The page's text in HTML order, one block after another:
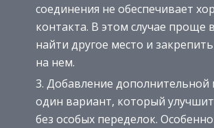
соединения не обеспечивает
контакта. В этом случае проще
найти другое место и
на нем.
Добавление дополнительной
один вариант, который
без особых переделок.